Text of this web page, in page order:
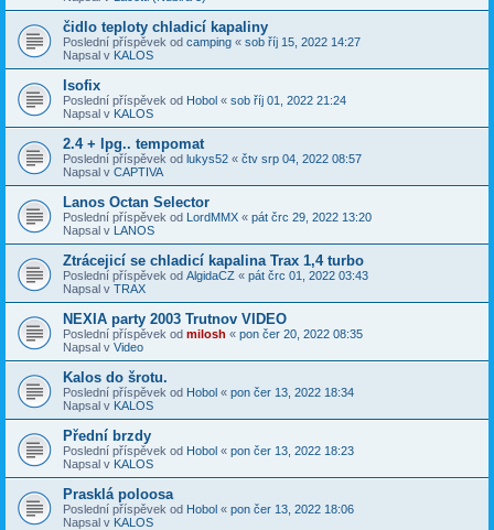
čidlo teploty chladicí kapaliny
Poslední příspěvek od camping « sob říj 15, 2022 14:27
Napsal v KALOS
Isofix
Poslední příspěvek od Hobol « sob říj 01, 2022 21:24
Napsal v KALOS
2.4 + lpg.. tempomat
Poslední příspěvek od lukys52 « čtv srp 04, 2022 08:57
Napsal v CAPTIVA
Lanos Octan Selector
Poslední příspěvek od LordMMX « pát črc 29, 2022 13:20
Napsal v LANOS
Ztrácejicí se chladicí kapalina Trax 1,4 turbo
Poslední příspěvek od AlgidaCZ « pát črc 01, 2022 03:43
Napsal v TRAX
NEXIA party 2003 Trutnov VIDEO
Poslední příspěvek od milosh « pon čer 20, 2022 08:35
Napsal v Video
Kalos do šrotu.
Poslední příspěvek od Hobol « pon čer 13, 2022 18:34
Napsal v KALOS
Přední brzdy
Poslední příspěvek od Hobol « pon čer 13, 2022 18:23
Napsal v KALOS
Prasklá poloosa
Poslední příspěvek od Hobol « pon čer 13, 2022 18:06
Napsal v KALOS